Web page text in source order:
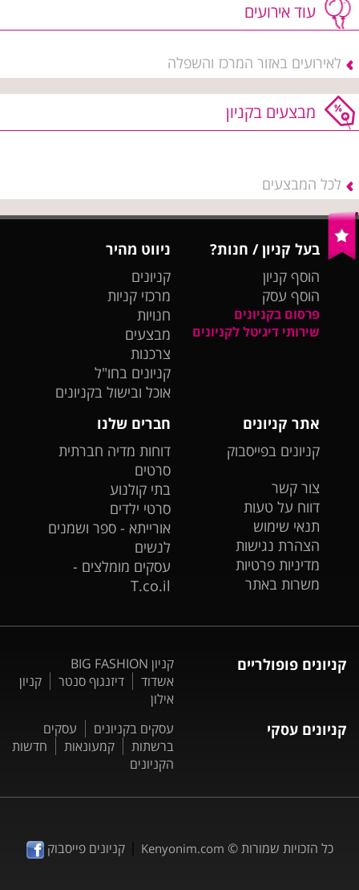
עוד אירועים
לאירועים באזור המרכז והשפלה
מבצעים בקניון
לכל המבצעים
בעל קניון / חנות?
הוסף קניון
הוסף עסק
פרסום בקניונים
שירותי דיגיטל לקניונים
ניווט מהיר
קניונים
מרכזי קניות
חנויות
מבצעים
צרכנות
קניונים בחו"ל
אוכל ובישול בקניונים
אתר קניונים
קניונים בפייסבוק
צור קשר
דווח על טעות
תנאי שימוש
הצהרת נגישות
מדיניות פרטיות
משרות באתר
חברים שלנו
דוחות מדיה חברתית
סרטים
בתי קולנוע
סרטי ילדים
אורייתא - ספר ושמנים
לנשים
עסקים מומלצים -
T.co.il
קניונים פופולריים
קניון BIG FASHION
אשדוד
דיזנגוף סנטר
קניון
אילון
קניונים עסקי עסקים בקניונים
עסקים
ברשתות
קמעונאות
חדשות
הקניונים
כל הזכויות שמורות © Kenyonim.com
|קניונים פייסבוק